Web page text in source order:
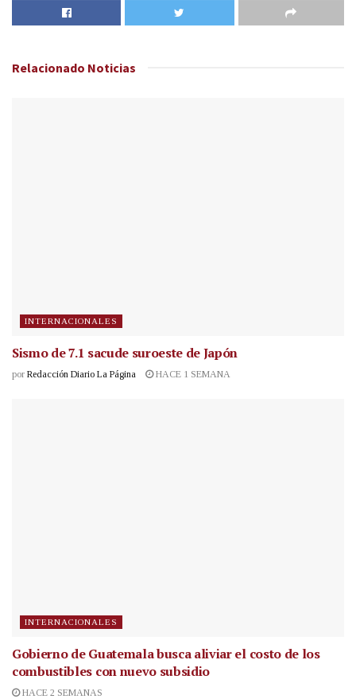
Relacionado Noticias
INTERNACIONALES
Sismo de 7.1 sacude suroeste de Japón
por Redacción Diario La Página HACE 1 SEMANA
INTERNACIONALES
Gobierno de Guatemala busca aliviar el costo de los
combustibles con nuevo subsidio
HACE 2 SEMANAS